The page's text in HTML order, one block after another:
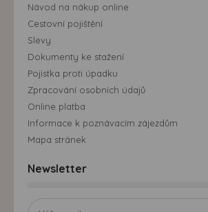
Návod na nákup online
Cestovní pojištění
Slevy
Dokumenty ke stažení
Pojistka proti úpadku
Zpracování osobních údajů
Online platba
Informace k poznávacím zájezdům
Mapa stránek
Newsletter